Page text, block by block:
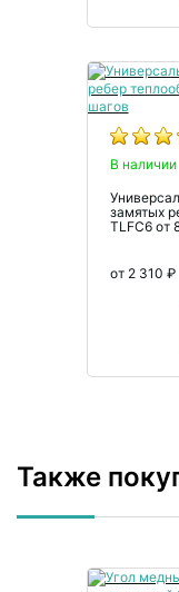
В наличии
замятых
TLFC6 от
от 2 310 ₽
Также